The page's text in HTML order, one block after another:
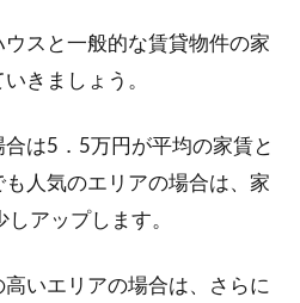
スと一般的な賃貸物件の家
きましょう。
は5．5万円が平均の家賃と
人気のエリアの場合は、家
アップします。
いエリアの場合は、さらに